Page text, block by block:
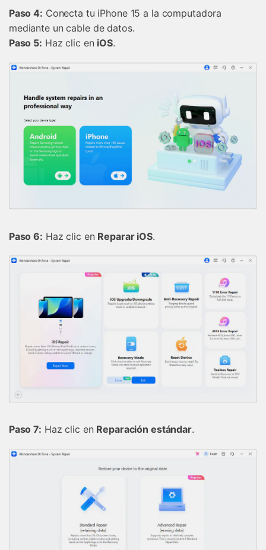
󠀰Paso 4: Conecta tu iPhone 15 a la computadora
mediante un cable de datos.
󠀰Paso 5: Haz clic en iOS.
󠀰Paso 6: Haz clic en Reparar iOS.
󠀰Paso 7: Haz clic en Reparación estándar.